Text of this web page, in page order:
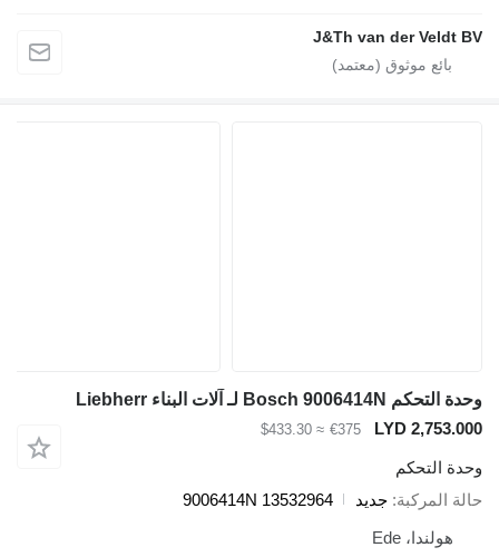
J&Th van der Veldt BV
وحدة التحكم Bosch 9006414N لـ آلات البناء Liebherr
LYD 2,753.000
€375
≈ $433.30
وحدة التحكم
حالة المركبة جديد
9006414N 13532964
هولندا، Ede